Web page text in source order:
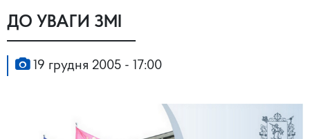
ДО УВАГИ ЗМІ
19 грудня 2005 - 17:00